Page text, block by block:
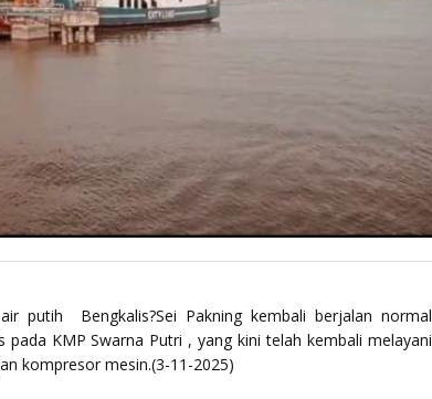
putih Bengkalis?Sei Pakning kembali berjalan normal
KMP Swarna Putri , yang kini telah kembali melayani
kompresor mesin.(3-11-2025)